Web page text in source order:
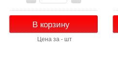
В корзину
Цена за - шт